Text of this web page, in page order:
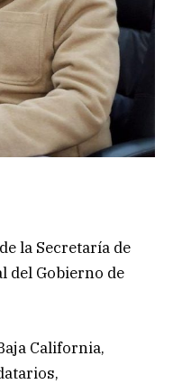
la Secretaría de
del Gobierno de
California,